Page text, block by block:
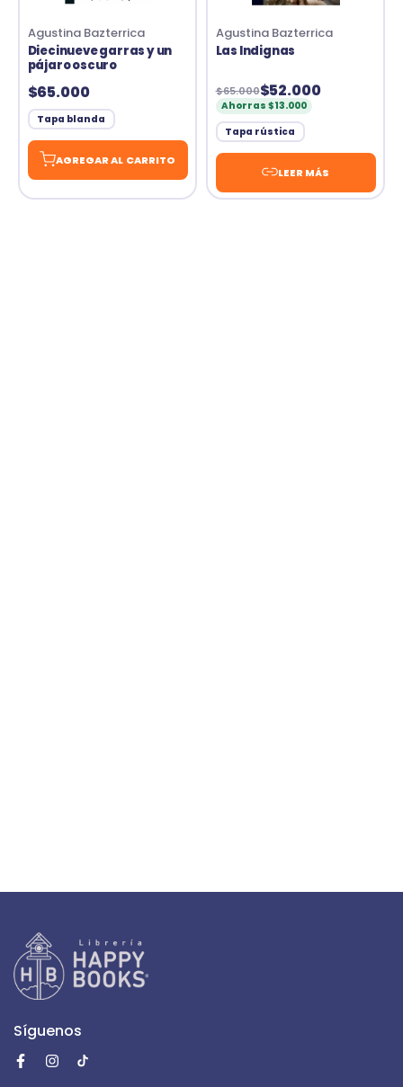
Agustina Bazterrica
Diecinueve garras y un
pájaro oscuro
$65.000
Tapa blanda
AGREGAR AL CARRITO
Agustina Bazterrica
Las Indignas
$65.000$52.000
Ahorras $13.000
Tapa rústica
LEER MÁS
Síguenos